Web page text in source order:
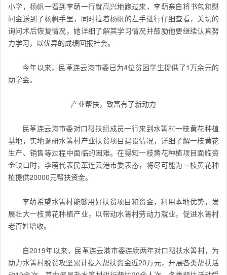
小学，杨帆一看到李萌一行就高兴地跑过来，李萌亲自将书包和慰
问金送到了杨帆手里，同时拉着杨帆的左手进行仔细查看，关切的
询问术后恢复情况，她详细了解其学习情况并鼓励他要继续认真努
力学习，以优异的成绩回报社会。
今年以来，民革连云港市委已为4位贫困学生提供了1万余元的
助学金。
产业帮扶，致富有了新动力
民革连云港市委对口帮扶组成员一行来到水箐村一枝黄花种植
基地，实地调研水箐村产业扶贫项目建设情况，详细了解一枝黄花
生产、销售等过程中面临的困难。在得知一枝黄花种植项目面临资
金缺口时，李萌代表民革连云港市委表态，将尽可能为一枝黄花种
植提供20000元帮扶资金。
李萌希望水箐村能够用好扶贫项目和资金，利用本地优势，发
展壮大一枝黄花种植产业，以带动水箐村劳动力就业，促进水箐村
老百姓增收。
自2019年以来，民革连云港市委连续两年对口帮扶水箐村，为
助力水箐村脱贫攻坚累计投入帮扶资金近20万元，开展各类帮扶活